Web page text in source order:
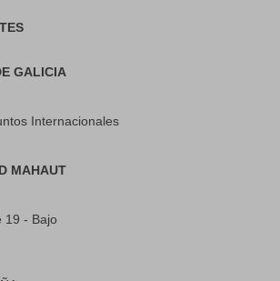
GALICIA
Internacionales
MAHAUT
19 - Bajo